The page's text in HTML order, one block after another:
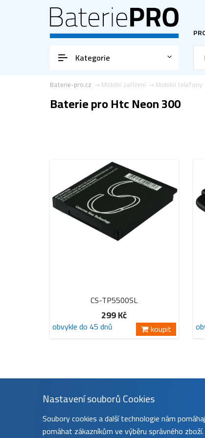
Kategorie
Mobilní telefony
Mobilní zařízení
Baterie-pro.cz
Baterie pro Htc Neon 300
CS-TP5500SL
299 Kč
obvykle do 45 dnů koupit
Nastavení souborů Cookies
Soubory cookies a další technologie nám
pomáhat zákazníkům ve výběru správného